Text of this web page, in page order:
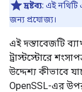
দ্রষ্টব্য: এই নথিটি
জন্য প্রযোজ্য।
এই দস্তাবেজটি
ট্রাস্টস্টোরে
উদ্দেশ্য কীভাবে
OpenSSL-এর